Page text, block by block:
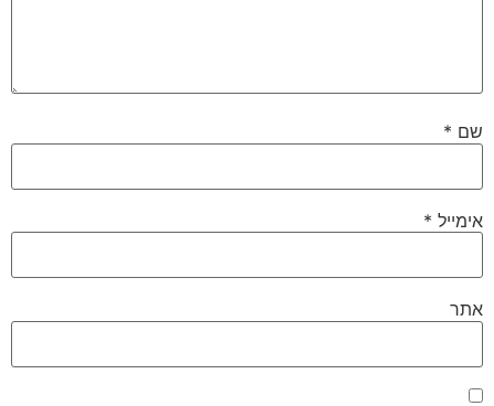
שם *
אימייל *
אתר